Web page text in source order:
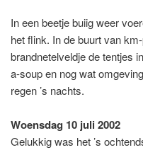
In een beetje buiig weer
het flink. In de buurt van
brandnetelveldje de tentjes
a-soup en nog wat
regen ’s nachts.
Woensdag 10 juli 2002
Gelukkig was het ’s